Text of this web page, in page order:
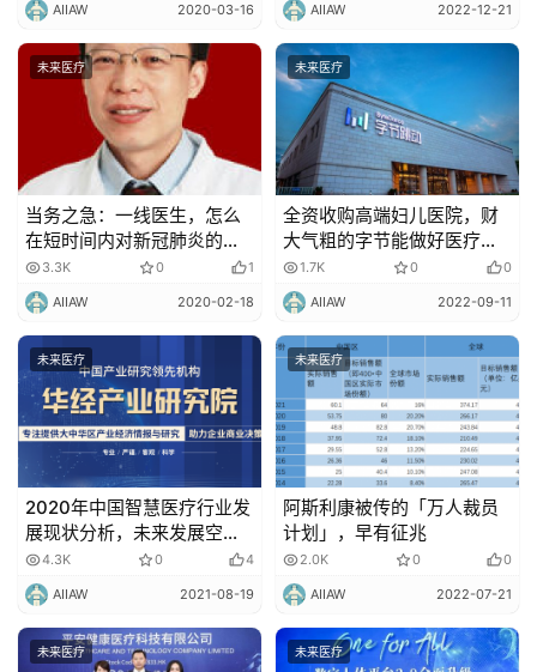
AIIAW 2020-03-16 AIIAW 2022-12-21
未来医疗
当务之急：一线医生，怎么
在短时间内对新冠肺炎的影
像学表现形成系统、科学的
认知？
3.3K 0 1
AIIAW 2020-02-18
未来医疗
全资收购高端妇儿医院，财
大气粗的字节能做好医疗
吗？
1.7K 0 0
AIIAW 2022-09-11
未来医疗
2020年中国智慧医疗行业发
展现状分析，未来发展空间
可观！
4.3K 0 4
AIIAW 2021-08-19
未来医疗
阿斯利康被传的「万人裁员
计划」，早有征兆
2.0K 0 0
AIIAW 2022-07-21
未来医疗 未来医疗